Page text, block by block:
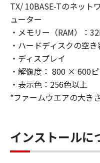
TX/ 10BASE-Tのネット
ューター
・メモリー（RAM）：
・ハードディスクの空
・ディスプレイ
・解像度： 800 × 600
・表示色：256色以上
*ファームウエアの大き
インストールに